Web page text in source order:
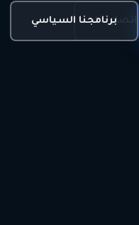
برنامجنا السياسي
اتصل بنا